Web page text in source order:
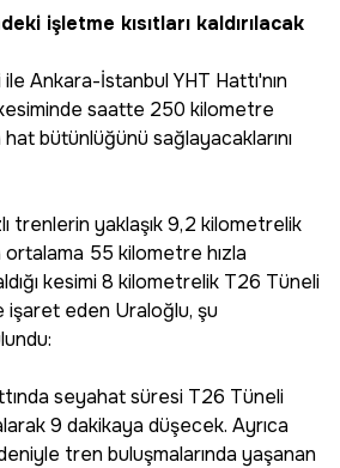
işletme kısıtları kaldırılacak
Ankara-İstanbul YHT Hattı'nın
saatte 250 kilometre
hat bütünlüğünü sağlayacaklarını
trenlerin yaklaşık 9,2 kilometrelik
55 kilometre hızla
kesimi 8 kilometrelik T26 Tüneli
eden Uraloğlu, şu
seyahat süresi T26 Tüneli
9 dakikaya düşecek. Ayrıca
tren buluşmalarında yaşanan